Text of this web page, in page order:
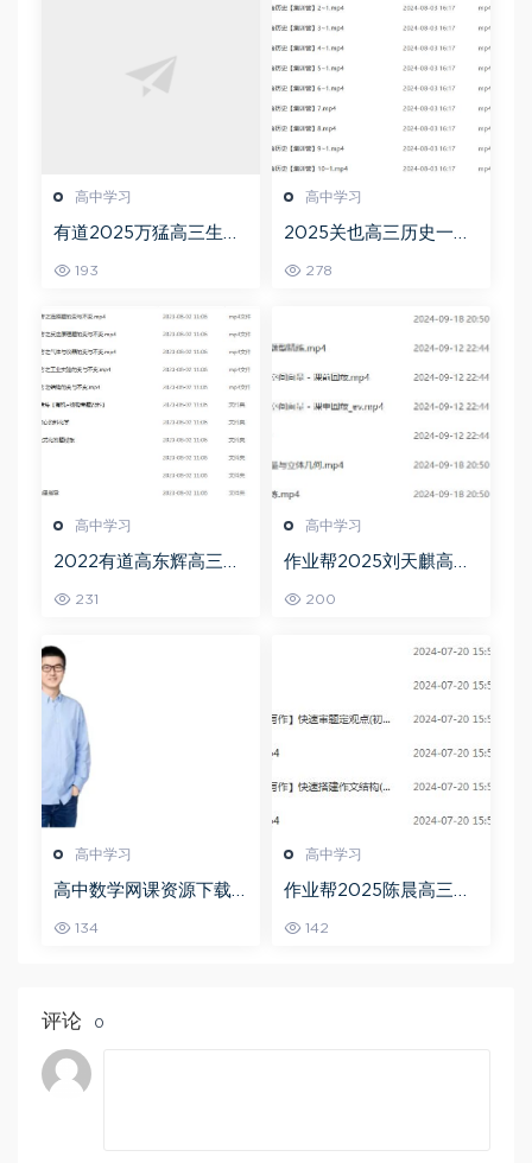
高中学习
有道2025万猛高三生物
教程
193
高中学习
2025关也高三历史一轮
教程
278
高中学习
2022有道高东辉高三化
频教程+讲义+点睛班
231
高中学习
作业帮2025刘天麒高二
200
高中学习
高中数学网课资源下载
数学秋季班
134
高中学习
作业帮2025陈晨高三语
班
142
评论 0